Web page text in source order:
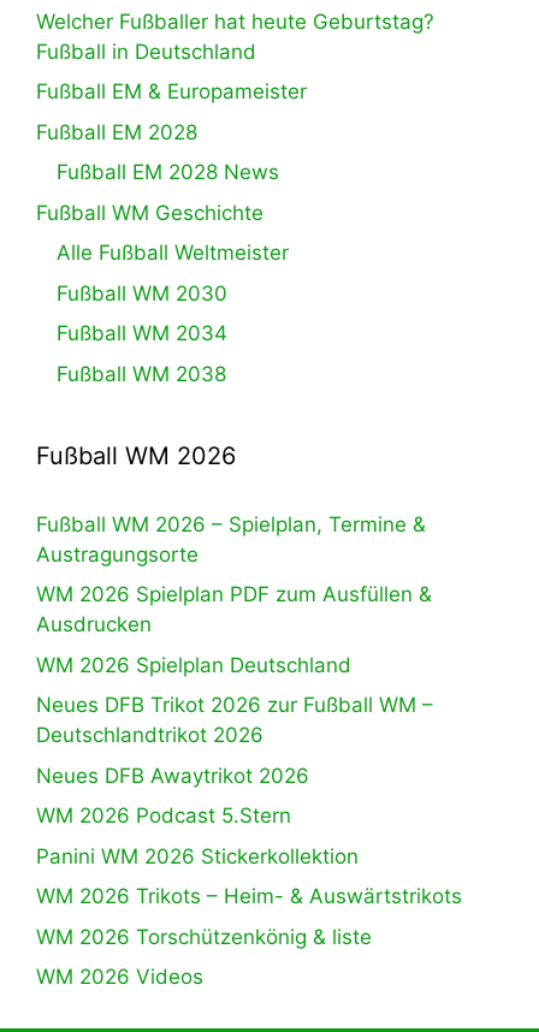
Welcher Fußballer hat heute Geburtstag?
Fußball in Deutschland
Fußball EM & Europameister
Fußball EM 2028
Fußball EM 2028 News
Fußball WM Geschichte
Alle Fußball Weltmeister
Fußball WM 2030
Fußball WM 2034
Fußball WM 2038
Fußball WM 2026
Fußball WM 2026 – Spielplan, Termine &
Austragungsorte
WM 2026 Spielplan PDF zum Ausfüllen &
Ausdrucken
WM 2026 Spielplan Deutschland
Neues DFB Trikot 2026 zur Fußball WM –
Deutschlandtrikot 2026
Neues DFB Awaytrikot 2026
WM 2026 Podcast 5.Stern
Panini WM 2026 Stickerkollektion
WM 2026 Trikots – Heim- & Auswärtstrikots
WM 2026 Torschützenkönig & liste
WM 2026 Videos